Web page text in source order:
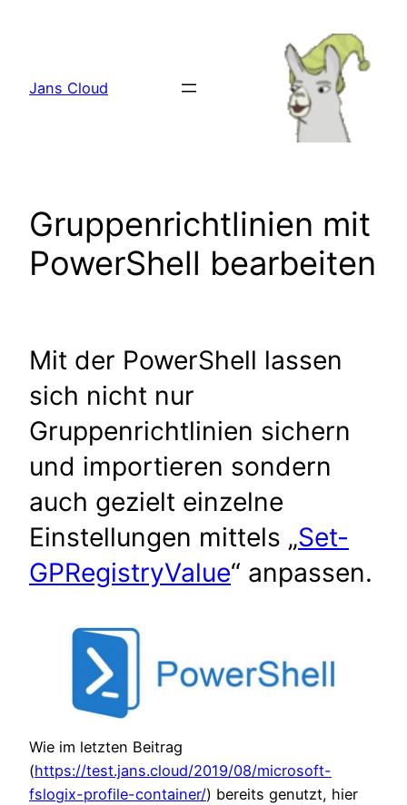
Jans Cloud
Gruppenrichtlinien mit
PowerShell bearbeiten
Mit der PowerShell lassen
sich nicht nur
Gruppenrichtlinien sichern
und importieren sondern
auch gezielt einzelne
Einstellungen mittels „Set-
GPRegistryValue“ anpassen.
Wie im letzten Beitrag
(https://test.jans.cloud/2019/08/microsoft-
fslogix-profile-container/) bereits genutzt, hier